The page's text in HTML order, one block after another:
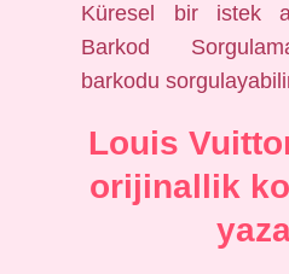
Küresel bir istek
Barkod
barkodu
Louis
orijinallik